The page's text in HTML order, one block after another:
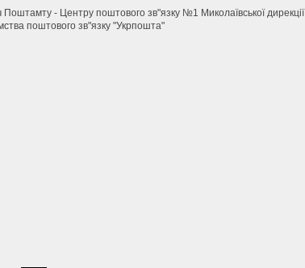
Поштамту - Центру поштового зв"язку №1 Миколаївської дирекції
поштового зв"язку "Укрпошта"